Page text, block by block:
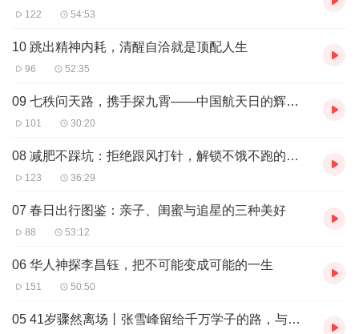
122 54:53
10 跳出精神内耗，清醒自洽就是顶配人生
96 52:35
09 七秩问天路，携手探九霄——中国航天日的辉煌与展望
101 30:20
08 减肥不踩坑：拒绝跟风打针，解锁不饿不跑的健康减重密码
123 36:29
07 春日出行图鉴：亲子、闺蜜与追星的三种美好
88 53:12
06 华人神探李昌钰，把不可能变成可能的一生
151 50:50
05 41岁骤然离场丨张雪峰留给千万学子的路，与一道关于生命的沉重警钟